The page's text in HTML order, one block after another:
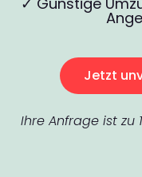
Jetzt
Ihre Anfrage ist zu